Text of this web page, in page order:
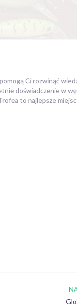
Ci rozwinąć
doświadczenie w
to najlepsze